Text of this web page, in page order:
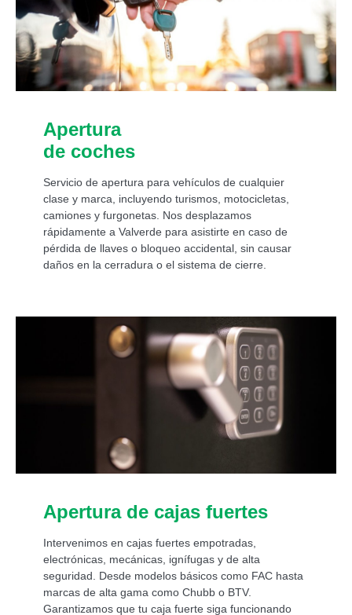
Apertura
de coches
Servicio de apertura para vehículos de cualquier
clase y marca, incluyendo turismos, motocicletas,
camiones y furgonetas. Nos desplazamos
rápidamente a Valverde para asistirte en caso de
pérdida de llaves o bloqueo accidental, sin causar
daños en la cerradura o el sistema de cierre.
Apertura de cajas fuertes
Intervenimos en cajas fuertes empotradas,
electrónicas, mecánicas, ignífugas y de alta
seguridad. Desde modelos básicos como FAC hasta
marcas de alta gama como Chubb o BTV.
Garantizamos que tu caja fuerte siga funcionando